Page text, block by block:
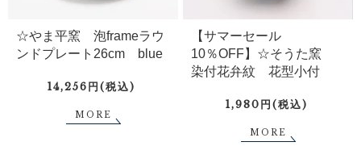
☆やま平窯 泡frameラウ
ンドプレート26cm blue
14,256円(税込)
MORE
【サマーセール
10％OFF】☆そうた窯
染付花弁紋 花型小付
1,980円(税込)
MORE